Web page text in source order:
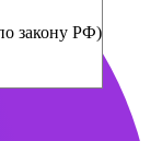
закону РФ)